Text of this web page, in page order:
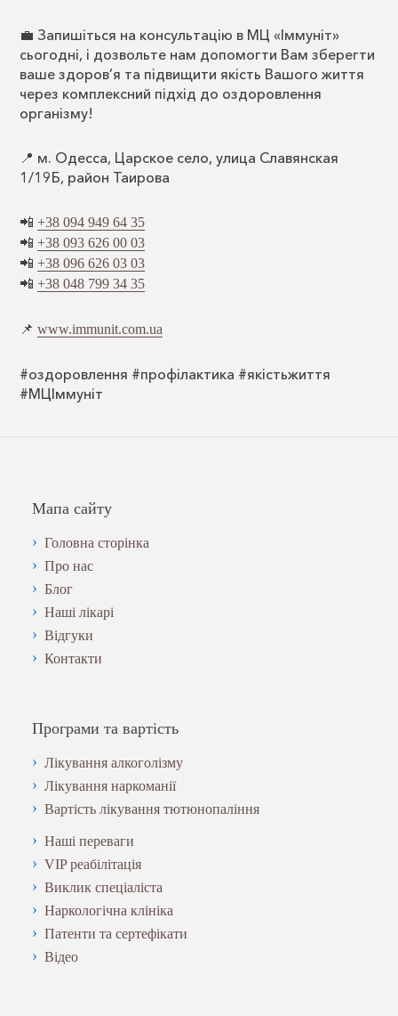
💼 Запишіться на консультацію в МЦ «Іммуніт»
сьогодні, і дозвольте нам допомогти Вам зберегти
ваше здоров’я та підвищити якість Вашого життя
через комплексний підхід до оздоровлення
організму!
📍 м. Одесса, Царское село, улица Славянская
1/19Б, район Таирова
📲 +38 094 949 64 35
📲 +38 093 626 00 03
📲 +38 096 626 03 03
📲 +38 048 799 34 35
📌 www.immunit.com.ua
#оздоровлення #профілактика #якістьжиття
#МЦІммуніт
Мапа сайту
Головна сторінка
Про нас
Блог
Наші лікарі
Відгуки
Контакти
Програми та вартість
Лікування алкоголізму
Лікування наркоманії
Вартість лікування тютюнопаління
Наші переваги
VIP реабілітація
Виклик спеціаліста
Наркологічна клініка
Патенти та сертефікати
Відео